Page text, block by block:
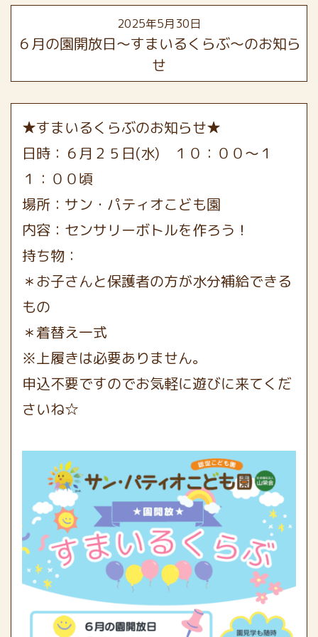
2025年5月30日
６月の園開放日～すまいるくらぶ～のお知ら
せ
★すまいるくらぶのお知らせ★
日時：６月２５日(水) １０：００～１
１：００頃
場所：サン・パティオこども園
内容：センサリーボトルを作ろう！
持ち物：
＊お子さんと保護者の方が水分補給できる
もの
＊着替え一式
※上履きは必要ありません。
申込不要ですのでお気軽に遊びに来てくだ
さいね☆